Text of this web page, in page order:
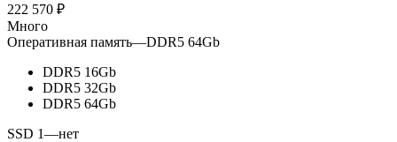
222 570 ₽
Много
Оперативная память—DDR5 64Gb
DDR5 16Gb
DDR5 32Gb
DDR5 64Gb
SSD 1—нет